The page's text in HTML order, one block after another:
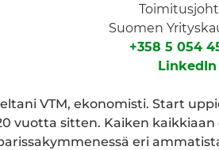
Suomen
+358 5 054
LinkedIn
VTM, ekonomisti. Start
vuotta sitten. Kaiken kaikkiaan
eri